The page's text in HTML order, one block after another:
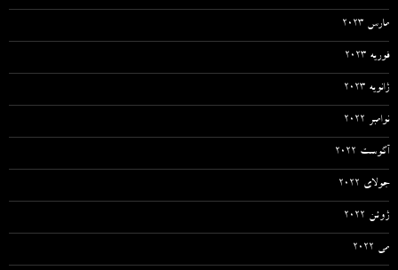
مارس 2023
فوریه 2023
ژانویه 2023
نوامبر 2022
آگوست 2022
جولای 2022
ژوئن 2022
می 2022